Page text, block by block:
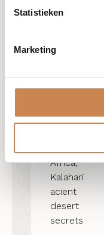
Statistieken
Marketing
Africa,
Kalahari
acient
desert
secrets